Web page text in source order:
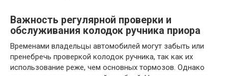
Важность регулярной проверки и
обслуживания колодок ручника приора
Временами владельцы автомобилей могут забыть или
пренебречь проверкой колодок ручника, так как их
использование реже, чем основных тормозов. Однако